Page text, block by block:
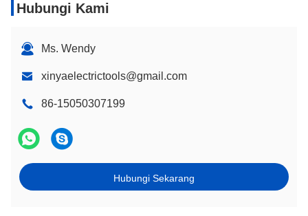
Hubungi Kami
Ms. Wendy
xinyaelectrictools@gmail.com
86-15050307199
Hubungi Sekarang